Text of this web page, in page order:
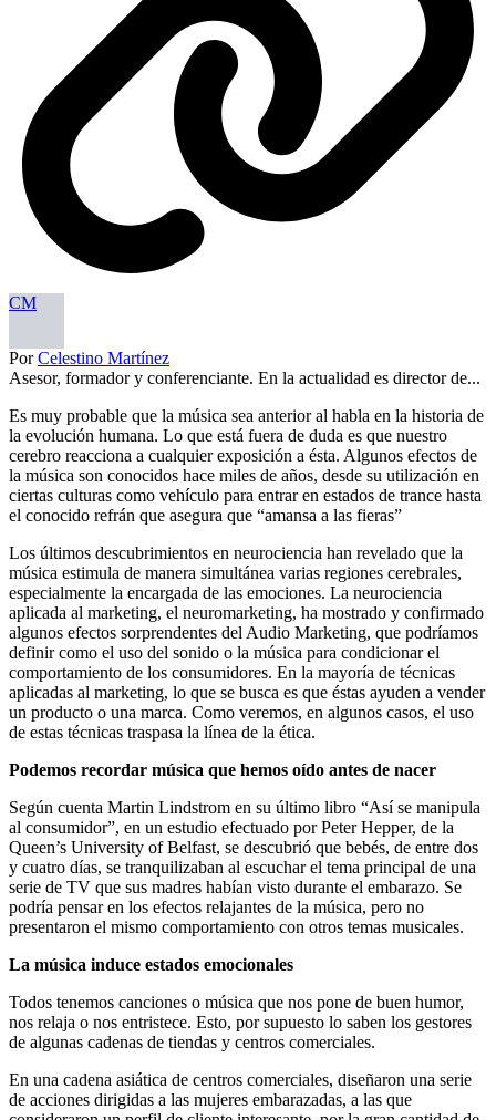
CM
PorCelestino Martínez
Asesor, formador y conferenciante. En la actualidad es director de...
Es muy probable que la música sea anterior al habla en la historia de
la evolución humana. Lo que está fuera de duda es que nuestro
cerebro reacciona a cualquier exposición a ésta. Algunos efectos de
la música son conocidos hace miles de años, desde su utilización en
ciertas culturas como vehículo para entrar en estados de trance hasta
el conocido refrán que asegura que “amansa a las fieras”
Los últimos descubrimientos en neurociencia han revelado que la
música estimula de manera simultánea varias regiones cerebrales,
especialmente la encargada de las emociones. La neurociencia
aplicada al marketing, el neuromarketing, ha mostrado y confirmado
algunos efectos sorprendentes del Audio Marketing, que podríamos
definir como el uso del sonido o la música para condicionar el
comportamiento de los consumidores. En la mayoría de técnicas
aplicadas al marketing, lo que se busca es que éstas ayuden a vender
un producto o una marca. Como veremos, en algunos casos, el uso
de estas técnicas traspasa la línea de la ética.
Podemos recordar música que hemos oído antes de nacer
Según cuenta Martin Lindstrom en su último libro “Así se manipula
al consumidor”, en un estudio efectuado por Peter Hepper, de la
Queen’s University of Belfast, se descubrió que bebés, de entre dos
y cuatro días, se tranquilizaban al escuchar el tema principal de una
serie de TV que sus madres habían visto durante el embarazo. Se
podría pensar en los efectos relajantes de la música, pero no
presentaron el mismo comportamiento con otros temas musicales.
La música induce estados emocionales
Todos tenemos canciones o música que nos pone de buen humor,
nos relaja o nos entristece. Esto, por supuesto lo saben los gestores
de algunas cadenas de tiendas y centros comerciales.
En una cadena asiática de centros comerciales, diseñaron una serie
de acciones dirigidas a las mujeres embarazadas, a las que